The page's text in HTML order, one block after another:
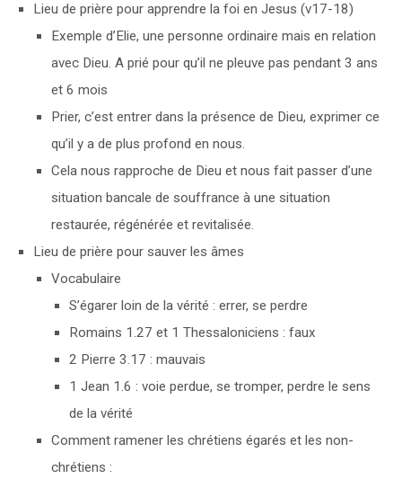
Lieu de prière pour apprendre la foi en Jesus (v17-18)
Exemple d’Elie, une personne ordinaire mais en relation
avec Dieu. A prié pour qu’il ne pleuve pas pendant 3 ans
et 6 mois
Prier, c’est entrer dans la présence de Dieu, exprimer ce
qu’il y a de plus profond en nous.
Cela nous rapproche de Dieu et nous fait passer d’une
situation bancale de souffrance à une situation
restaurée, régénérée et revitalisée.
Lieu de prière pour sauver les âmes
Vocabulaire
S’égarer loin de la vérité : errer, se perdre
Romains 1.27 et 1 Thessaloniciens : faux
2 Pierre 3.17 : mauvais
1 Jean 1.6 : voie perdue, se tromper, perdre le sens
de la vérité
Comment ramener les chrétiens égarés et les non-
chrétiens :